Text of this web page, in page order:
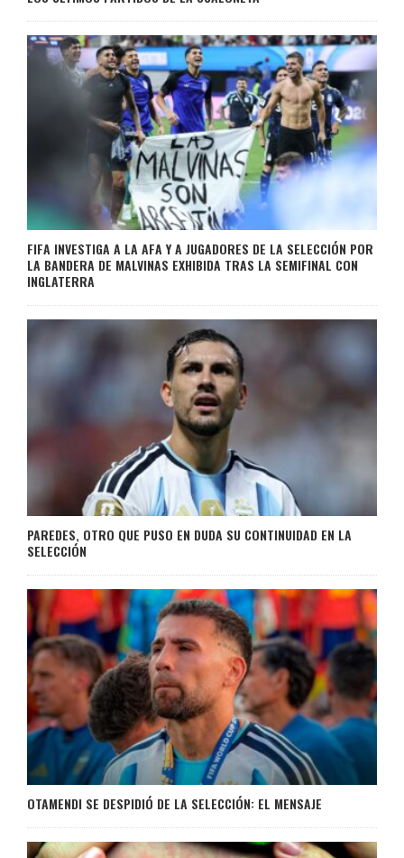
FIFA INVESTIGA A LA AFA Y A JUGADORES DE LA SELECCIÓN POR
LA BANDERA DE MALVINAS EXHIBIDA TRAS LA SEMIFINAL CON
INGLATERRA
PAREDES, OTRO QUE PUSO EN DUDA SU CONTINUIDAD EN LA
SELECCIÓN
OTAMENDI SE DESPIDIÓ DE LA SELECCIÓN: EL MENSAJE